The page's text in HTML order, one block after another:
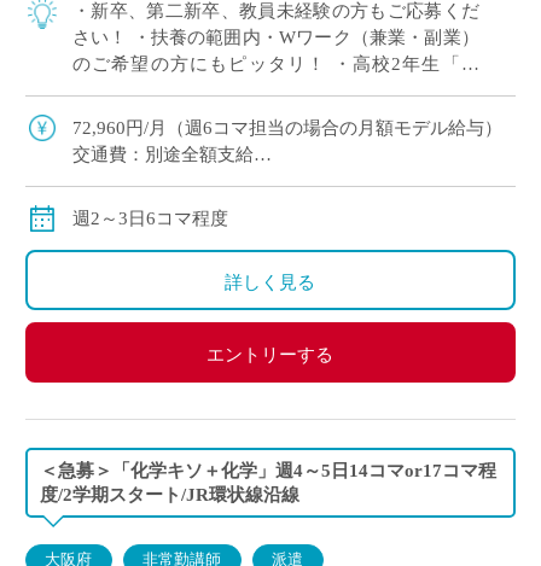
・新卒、第二新卒、教員未経験の方もご応募くだ
さい！ ・扶養の範囲内・Wワーク（兼業・副業）
のご希望の方にもピッタリ！ ・高校2年生「物
学期スタート ・兵庫県西宮市エリ […]
72,960円/月（週6コマ担当の場合の月額モデル給与）
交通費：別途全額支給
算になります
週2～3日6コマ程度
詳しく見る
エントリーする
＜急募＞「化学キソ＋化学」週4～5日14コマor17コマ程
度/2学期スタート/JR環状線沿線
大阪府 非常勤講師 派遣